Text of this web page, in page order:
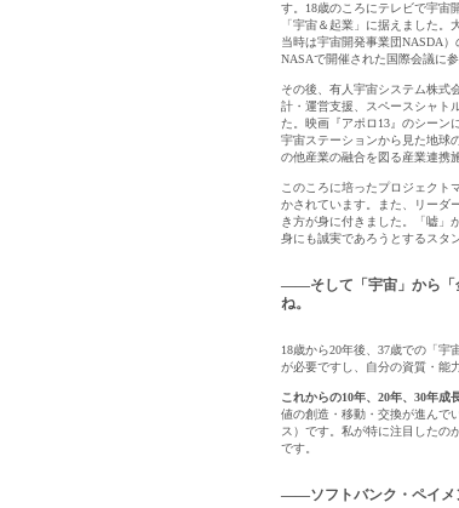
す。18歳のころにテレビで宇宙
「宇宙＆起業」に据えました。
当時は宇宙開発事業団NASDA
NASAで開催された国際会議に参
その後、有人宇宙システム株式
計・運営支援、スペースシャト
た。映画『アポロ13』のシーン
宇宙ステーションから見た地球
の他産業の融合を図る産業連携
このころに培ったプロジェクト
かされています。また、リーダ
き方が身に付きました。「嘘」
身にも誠実であろうとするスタ
――そして「宇宙」から「
ね。
18歳から20年後、37歳での「
が必要ですし、自分の資質・能
これからの10年、20年、30年成
値の創造・移動・交換が進んで
ス）です。私が特に注目したの
です。
――ソフトバンク・ペイメ
メール認証とは？
メール認証は当社サ
す。 これは主に、
してジェイ エイ シ
個人情報取り扱い